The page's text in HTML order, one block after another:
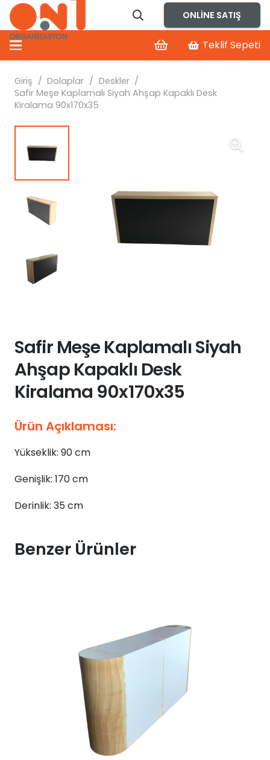
ONLINE SATIŞ
Teklif Sepeti
Giriş / Dolaplar / Deskler /
Safir Meşe Kaplamalı Siyah Ahşap Kapaklı Desk
Kiralama 90x170x35
Safir Meşe Kaplamalı Siyah
Ahşap Kapaklı Desk
Kiralama 90x170x35
Ürün Açıklaması:
Yükseklik: 90 cm
Genişlik: 170 cm
Derinlik: 35 cm
Benzer Ürünler